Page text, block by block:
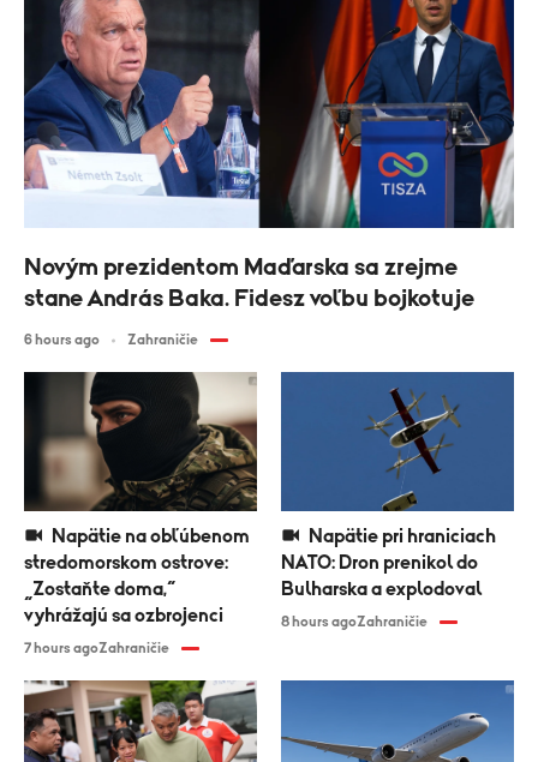
Novým prezidentom Maďarska sa zrejme
stane András Baka. Fidesz voľbu bojkotuje
6 hours ago Zahraničie
stredomorskom ostrove:
„Zostaňte doma,“
vyhrážajú sa ozbrojenci
7 hours agoZahraničie
NATO: Dron prenikol do
Bulharska a explodoval
8 hours agoZahraničie